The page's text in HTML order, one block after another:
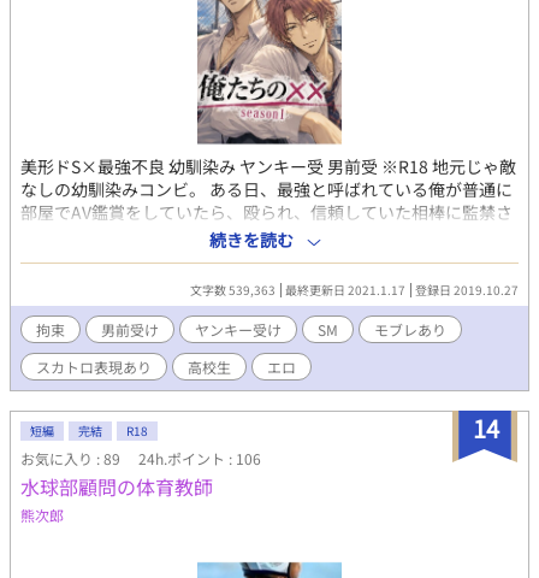
美形ドS×最強不良 幼馴染み ヤンキー受 男前受 ※R18 地元じゃ敵
なしの幼馴染みコンビ。 ある日、最強と呼ばれている俺が普通に
部屋でAV鑑賞をしていたら、殴られ、信頼していた相棒に監禁さ
れるハメになったが……。 18Ｒ 高校生、不良受、拘束、監禁、鬼
畜、SM、モブレあり ※は18R (注)はスカトロジーあり♡ ■長谷
川 東流（17歳） 182cm 78kg 脱色しすぎで灰色の髪の毛、硬
めのツンツンヘア、切れ長のキツイツリ目。 喧嘩は強すぎて敵う
相手はなし。進学校の北高に通ってはいるが、万年赤点。思考回
路は単純、天然。 子供の頃から美少年だった康史を守るうちにい
つの間にか地元の喧嘩王と呼ばれ、北高の鬼のハセガワと周囲で
は恐れられている。(アダ名はあまり呼ばれてないが鬼平) ■日高
康史（18歳） 175cm 69kg 東流の相棒。赤茶色の天然パーマ、
タレ目に泣きボクロ。かなりの美形で、東流が一緒にいないとき
はよくモデル事務所などにスカウトなどされるほど。 小さいころ
から一途に東流を思ってきたが、ついに爆発。 SM拘束物フェチ。
周りからはイケメン王子と呼ばれているが、脳内変態のため、い
友。 角刈りで黒髪。無骨そうだが、基本軽い。 空手の国体選手。
続きを読む
文字数 539,363 最終更新日 2021.1.17 登録日 2019.10.27
拘束 男前受け ヤンキー受け SM
モブレあり
スカトロ表現あり
高校生 エロ
14
短編 完結 R18
お気に入り : 89 24h.ポイント : 106
水球部顧問の体育教師
熊次郎